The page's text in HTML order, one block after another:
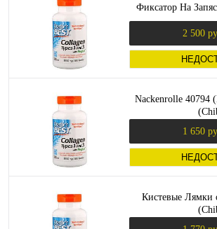
Фиксатор На
2 500
Nackenrolle 40794
1 650
Кистевые Лямки